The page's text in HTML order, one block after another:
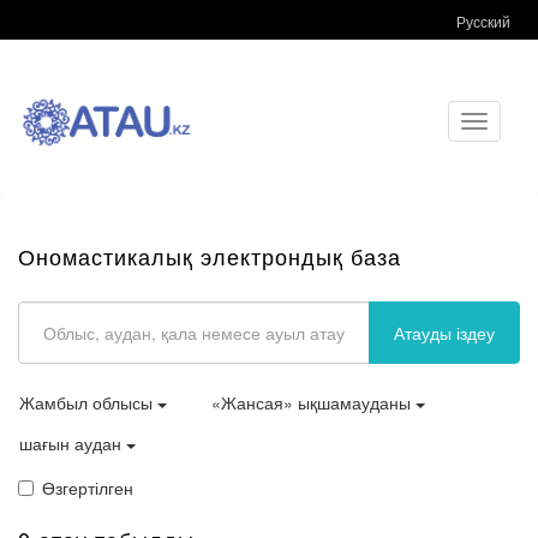
Русский
Toggle
Ономастикалық электрондық база
Атауды іздеу
Жамбыл облысы
«Жансая» ықшамауданы
шағын аудан
Өзгертілген